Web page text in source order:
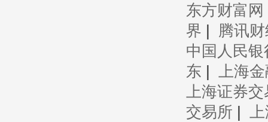
东方财富网
界 | 腾讯
中国人民银
东 |
上海
上海证券
交易所 |